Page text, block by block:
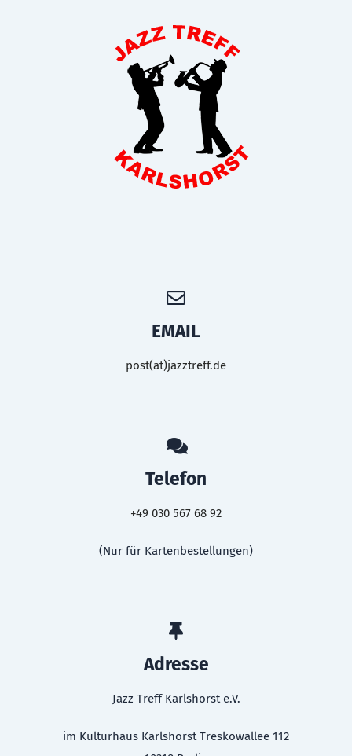
EMAIL
post(at)jazztreff.de
Telefon
+49 030 567 68 92
(Nur für Kartenbestellungen)
Adresse
Jazz Treff Karlshorst e.V.
im Kulturhaus Karlshorst Treskowallee 112